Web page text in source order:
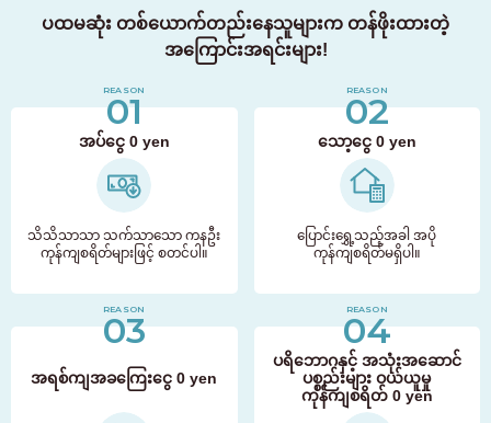
ပထမဆုံး တစ်ယောက်တည်းနေသူများက တန်ဖိုးထားတဲ့
အကြောင်းအရင်းများ!
REASON
01
အပ်ငွေ 0 yen
သိသိသာသာ သက်သာသော ကနဦး
ကုန်ကျစရိတ်များဖြင့် စတင်ပါ။
REASON
02
သော့ငွေ 0 yen
ပြောင်းရွှေ့သည့်အခါ အပို
ကုန်ကျစရိတ်မရှိပါ။
REASON
03
အရစ်ကျအခကြေးငွေ 0 yen
REASON
04
ပရိဘောဂနှင့် အသုံးအဆောင်
ပစ္စည်းများ ဝယ်ယူမှု
ကုန်ကျစရိတ် 0 yen